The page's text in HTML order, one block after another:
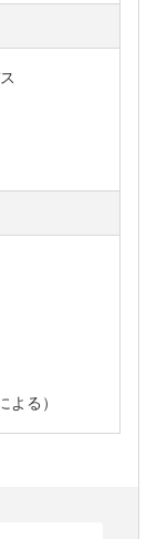
る）